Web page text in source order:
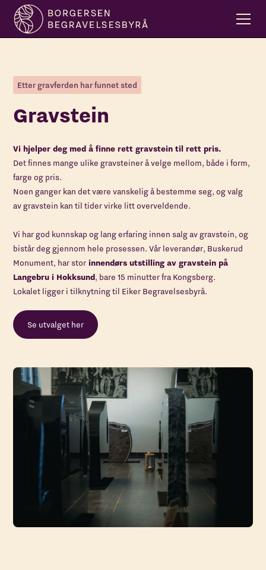
Etter gravferden har funnet sted
Gravstein
Vi hjelper deg med å finne rett gravstein til rett pris.
Det finnes mange ulike gravsteiner å velge mellom, både i form,
farge og pris.
Noen ganger kan det være vanskelig å bestemme seg, og valg
av gravstein kan til tider virke litt overveldende.
Vi har god kunnskap og lang erfaring innen salg av gravstein, og
bistår deg gjennom hele prosessen. ​Vår leverandør, Buskerud
Monument, har stor innendørs utstilling av gravstein på
Langebru i Hokksund, bare 15 minutter fra Kongsberg.
Lokalet ligger i tilknytning til Eiker Begravelsesbyrå.
Se utvalget her